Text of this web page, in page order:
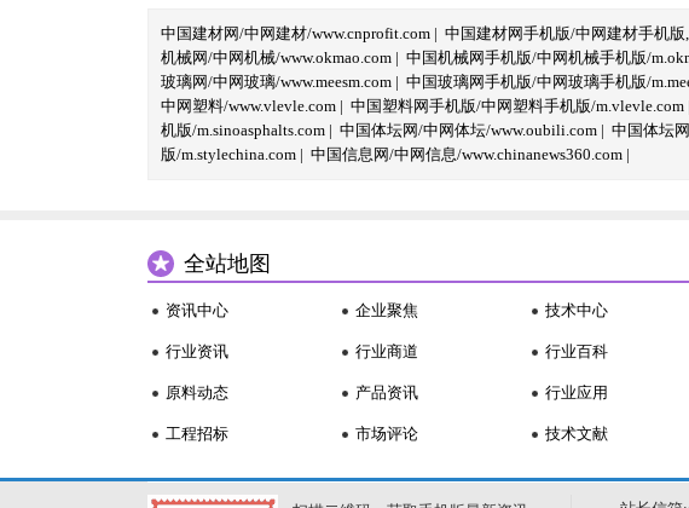
中国建材网/中网建材/www.cnprofit.com | 中国建材网手机版/中网建材手机版
机械网/中网机械/www.okmao.com | 中国机械网手机版/中网机械手机版/
玻璃网/中网玻璃/www.meesm.com | 中国玻璃网手机版/中网玻璃手机版/
中网塑料/www.vlevle.com | 中国塑料网手机版/中网塑料手机版/m.vlevle.com
机版/m.sinoasphalts.com | 中国体坛网/中网体坛/www.oubili.com | 中国体坛
版/m.stylechina.com | 中国信息网/中网信息/www.chinanews360.com |
全站地图
资讯中心
行业资讯
原料动态
工程招标
企业聚焦
行业商道
产品资讯
市场评论
技术中心
行业百科
行业应用
技术文献